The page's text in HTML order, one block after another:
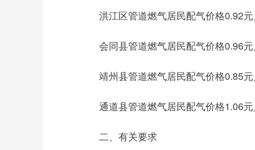
洪江区管道燃气居民配气价格0.92
会同县管道燃气居民配气价格0.96
靖州县管道燃气居民配气价格0.85
通道县管道燃气居民配气价格1.06
二、有关要求